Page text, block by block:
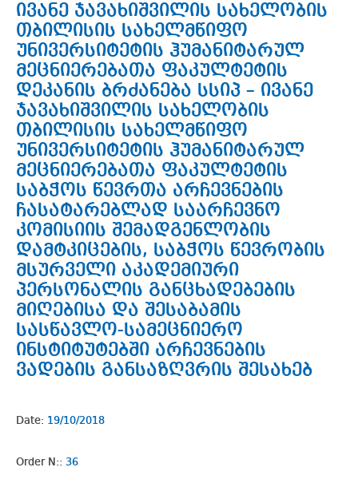
ივანე ჯავახიშვილის სახელობის
თბილისის სახელმწიფო
უნივერსიტეტის ჰუმანიტარულ
მეცნიერებათა ფაკულტეტის
დეკანის ბრძანება სსიპ – ივანე
ჯავახიშვილის სახელობის
თბილისის სახელმწიფო
უნივერსიტეტის ჰუმანიტარულ
მეცნიერებათა ფაკულტეტის
საბჭოს წევრთა არჩევნების
ჩასატარებლად საარჩევნო
კომისიის შემადგენლობის
დამტკიცების, საბჭოს წევრობის
მსურველი აკადემიური
პერსონალის განცხადებების
მიღებისა და შესაბამის
სასწავლო-სამეცნიერო
ინსტიტუტებში არჩევნების
ვადების განსაზღვრის შესახებ
Date: 19/10/2018
Order N:: 36